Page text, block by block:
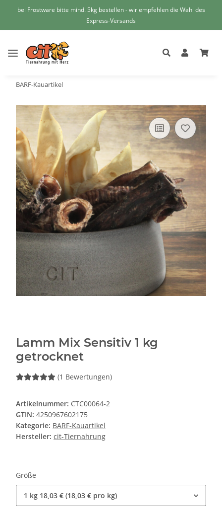
bei Frostware bitte mind. 5kg bestellen - wir empfehlen die Wahl des
Express-Versands
BARF-Kauartikel
Lamm Mix Sensitiv 1 kg
getrocknet
(1 Bewertungen)
Artikelnummer: CTC00064-2
GTIN: 4250967602175
Kategorie: BARF-Kauartikel
Hersteller: cit-Tiernahrung
Größe
1 kg 18,03 € (18,03 € pro kg)